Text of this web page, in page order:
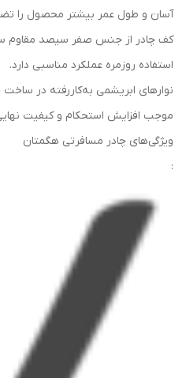
آسان و طول عمر بیشتر محصول را
کف چادر از جنس صفر سیصد مقاوم
استفاده روزمره عملکرد مناسبی دارد.
نوارهای ابریشمی به‌کاررفته در ساخت
موجب افزایش استحکام و کیفیت
ویژگی‌های چادر مسافرتی هگمتان
: